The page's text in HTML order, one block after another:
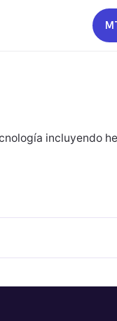
incluyendo